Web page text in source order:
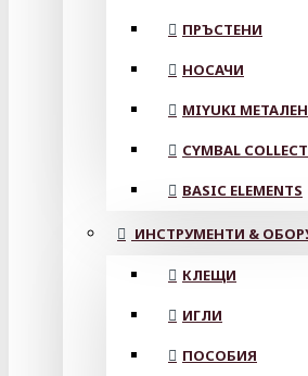
ПРЪСТЕНИ
НОСАЧИ
MIYUKI
CYMBAL
BASIC ELEMENTS
ИНСТРУМЕНТИ &
КЛЕЩИ
ИГЛИ
ПОСОБИЯ